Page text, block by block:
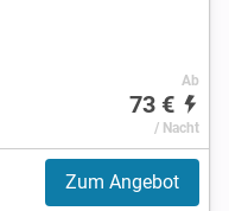
Ab
73 €
/ Nacht
Zum Angebot